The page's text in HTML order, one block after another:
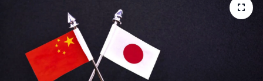
Bilim ve Teknoloji
Çin Fuarları